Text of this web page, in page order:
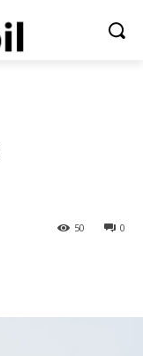
0
50